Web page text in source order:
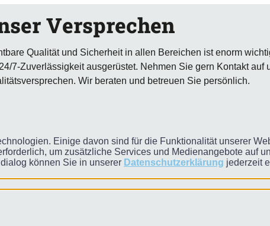
Einige davon sind für die Funktionalität unserer
um zusätzliche Services und Medienangebote auf
können Sie in unserer Datenschutzerklärung jederzeit
Versprechen
Qualität und Sicherheit in allen Bereichen ist enorm
7-Zuverlässigkeit ausgerüstet. Nehmen Sie gern Kontakt
Wir beraten und betreuen Sie persönlich.